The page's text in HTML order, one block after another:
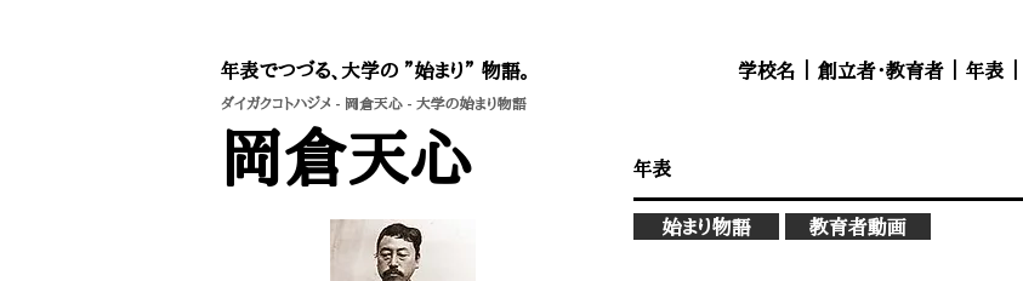
年表でつづる、大学の ”始まり” 物語。 学校名 創立者・教育者 年表
ダイガクコトハジメ - 岡倉天心 - 大学の始まり物語
岡倉天心 年表
始まり物語 教育者動画